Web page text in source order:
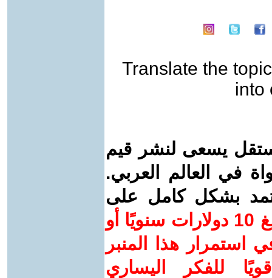
Translate the topic
into
يسعى لنشر قيم
في العالم العربي.
بشكل كامل على
ساهم/ي معنا! بدعمكم بمبلغ 10 دولارات سنويًا أو
استمرار هذا المنبر
للفكر اليساري